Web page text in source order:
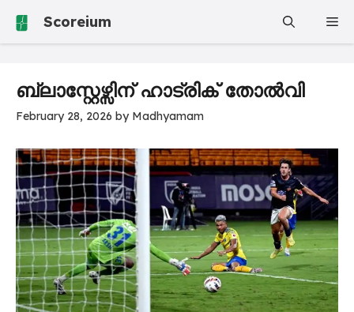
Scoreium
ബ്ലാസ്റ്റേഴ്സിന് ഹാട്രിക് തോൽവി
February 28, 2026 by Madhyamam